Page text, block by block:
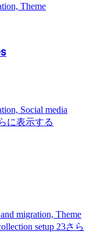
Theme
Social media
に表示する
migration, Theme
setup 23さら